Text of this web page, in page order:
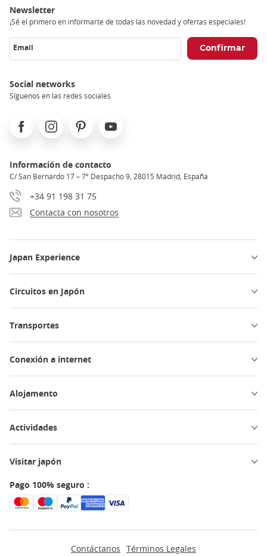
Newsletter
¡Sé el primero en informarte de todas las novedad y ofertas especiales!
Email
Social networks
Síguenos en las redes sociales
FacebookInstagramPinterest Youtube
Información de contacto
C/ San Bernardo 17 – 7º Despacho 9, 28015 Madrid, España
+34 91 198 31 75
Contacta con nosotros
Japan Experience
Circuitos en Japón
Transportes
Conexión a internet
Alojamento
Actividades
Visitar japón
Pago 100% seguro :
Contáctanos Términos Legales